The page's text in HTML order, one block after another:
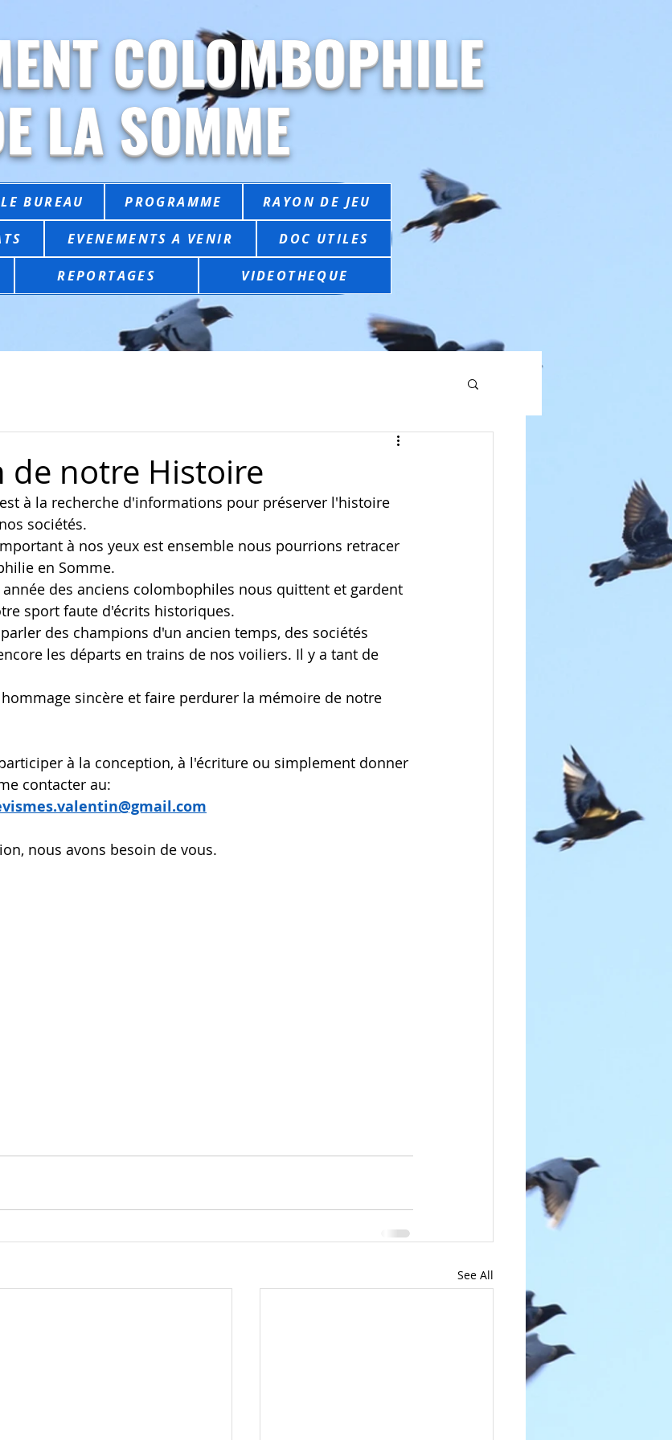
COLOMBOPHILE
LA SOMME
LE BUREAU PROGRAMME RAYON DE JEU
EVENEMENTS A VENIR DOC UTILES
REPORTAGES VIDEOTHEQUE
de notre Histoire
à la recherche d'informations pour préserver l'histoire
sociétés.
à nos yeux est ensemble nous pourrions retracer
en Somme.
des anciens colombophiles nous quittent et gardent
sport faute d'écrits historiques.
des champions d'un ancien temps, des sociétés
les départs en trains de nos voiliers. Il y a tant de
sincère et faire perdurer la mémoire de notre
à la conception, à l'écriture ou simplement donner
contacter au:
nous avons besoin de vous.
See All